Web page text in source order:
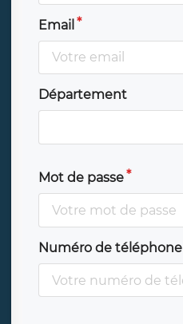
Email
Département
Mot de passe
Numéro de téléphone